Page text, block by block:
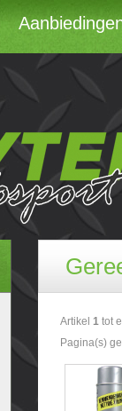
Artikel 1 tot
Pagina(s)